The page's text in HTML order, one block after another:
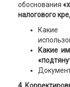
обоснования
налогового
Какие
Какие